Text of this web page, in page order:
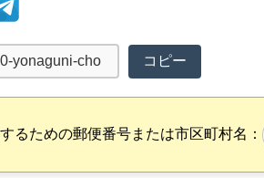
コピー
るための郵便番号または市区町村名：